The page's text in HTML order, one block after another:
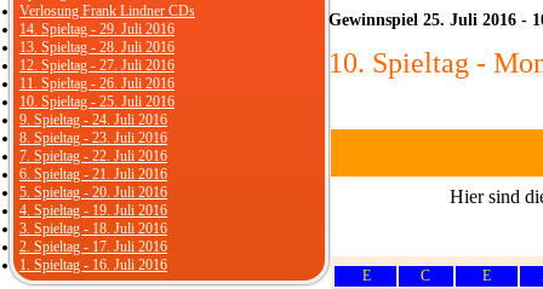
Gewinnspiel 25. Juli 2016 -
10. Spieltag -
Hier sind
E C E
Verlosung Frank Lindner CDs
14. Spieltag - 29. Juli 2016
13. Spieltag - 28. Juli 2016
12. Spieltag - 27. Juli 2016
11. Spieltag - 26. Juli 2016
10. Spieltag - 25. Juli 2016
9. Spieltag - 24. Juli 2016
8. Spieltag - 23. Juli 2016
7. Spieltag - 22. Juli 2016
6. Spieltag - 21. Juli 2016
5. Spieltag - 20. Juli 2016
4. Spieltag - 19. Juli 2016
3. Spieltag - 18. Juli 2016
2. Spieltag - 17. Juli 2016
1. Spieltag - 16. Juli 2016